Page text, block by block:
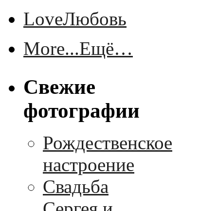
LoveЛюбовь
More...Ещё…
Свежие
фотографии
Рождественское
настроение
Свадьба